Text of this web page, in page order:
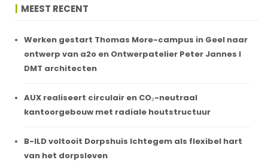
MEEST RECENT
Werken gestart Thomas More-campus in Geel naar
ontwerp van a2o en Ontwerpatelier Peter Jannes I
DMT architecten
AUX realiseert circulair en CO₂-neutraal
kantoorgebouw met radiale houtstructuur
B-ILD voltooit Dorpshuis Ichtegem als flexibel hart
van het dorpsleven